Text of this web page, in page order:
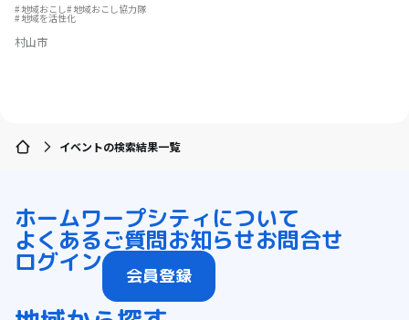
地域おこし 地域おこし協力隊
地域を活性化
村山市
イベントの検索結果一覧
ホームワープシティについて
よくあるご質問お知らせお問合せ
ログイン 会員登録